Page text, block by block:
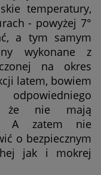
temperatury,
- powyżej 7°
a tym samym
wykonane z
na okres
latem, bowiem
że nie mają
A zatem nie
o bezpiecznym
jak i mokrej